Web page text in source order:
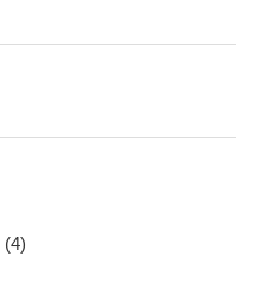
(4)